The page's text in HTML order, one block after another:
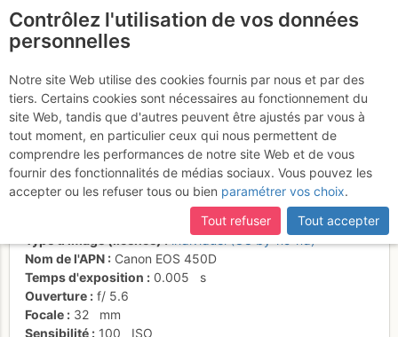
Vallée d'accès au
Chumpe (Cordillera
Vilcanota)
Date/heure
individuel (CC by-nc-nd)
Nom de l'APN
Canon EOS 450D
Temps d'exposition
0.005
s
Ouverture
f/ 5.6
Focale
32
mm
Sensibilité
100
ISO
Contrôlez l'utilisation de vos données
personnelles
Notre site Web utilise des cookies fournis par nous et par des
tiers. Certains cookies sont nécessaires au fonctionnement du
site Web, tandis que d'autres peuvent être ajustés par vous à
tout moment, en particulier ceux qui nous permettent de
comprendre les performances de notre site Web et de vous
fournir des fonctionnalités de médias sociaux. Vous pouvez les
accepter ou les refuser tous ou bien paramétrer vos choix.
Tout refuser
Tout accepter